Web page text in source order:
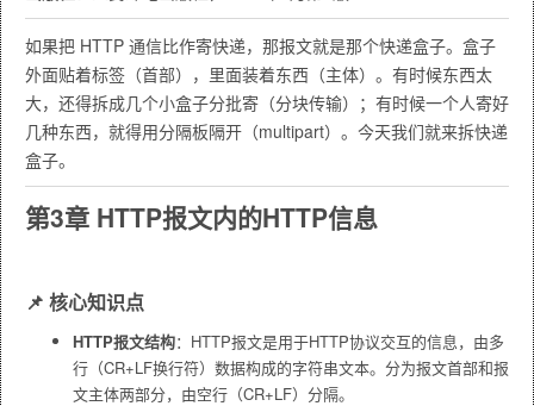
如果把 HTTP 通信比作寄快递，那报文就是那个快递盒子。盒子
外面贴着标签（首部），里面装着东西（主体）。有时候东西太
大，还得拆成几个小盒子分批寄（分块传输）；有时候一个人寄好
几种东西，就得用分隔板隔开（multipart）。今天我们就来拆快递
盒子。
第3章 HTTP报文内的HTTP信息
📌 核心知识点
HTTP报文结构：HTTP报文是用于HTTP协议交互的信息，由多
行（CR+LF换行符）数据构成的字符串文本。分为报文首部和报
文主体两部分，由空行（CR+LF）分隔。